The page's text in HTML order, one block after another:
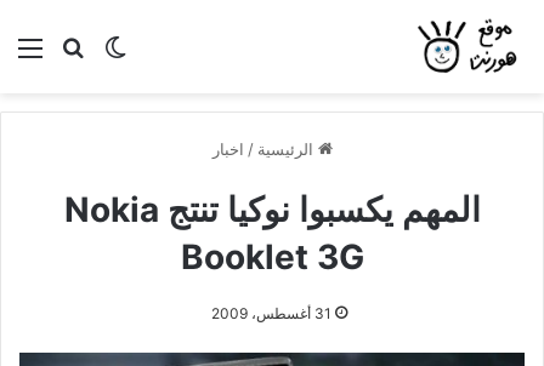
بحثالوضع
الرئيسية / اخبار
المهم يكسبوا نوكيا تنتج Nokia
Booklet 3G
31 أغسطس، 2009